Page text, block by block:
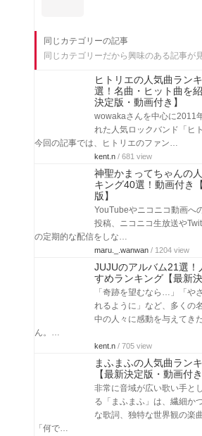
同じカテゴリーの記事
同じカテゴリーだから興味のある記事が
ヒトリエの人気曲ラン
選！名曲・ヒット曲を
決定版・動画付き】
wowakaさんを中心に2011
れた人気ロックバンド「ヒ
今回の記事では、ヒトリエのファン…
kent.n / 681 view
神聖かまってちゃんの
キング40選！動画付き
版】
YouTubeやニコニコ動画へ
投稿、ニコニコ生放送や
の定期的な配信をしな…
maru._.wanwan / 1204 view
JUJUのアルバム21選！
すめランキング【最新決
「奇跡を望むなら…」「や
れるように」など、多くの
中の人々に感動を与えてき
ん。…
kent.n / 705 view
まふまふの人気曲ラン
【最新決定版・動画付き
非常に音域が広い歌い手と
る「まふまふ」は、繊細か
な歌詞、独特な世界観の楽
「何で…